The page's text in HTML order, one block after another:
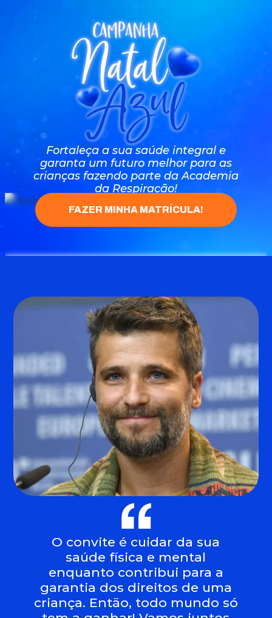
Fortaleça a sua saúde integral e
garanta um futuro melhor para as
crianças fazendo parte da Academia
da Respiração!
FAZER MINHA MATRÍCULA!
O convite é cuidar da sua
saúde física e mental
enquanto contribui para a
garantia dos direitos de uma
criança. Então, todo mundo só